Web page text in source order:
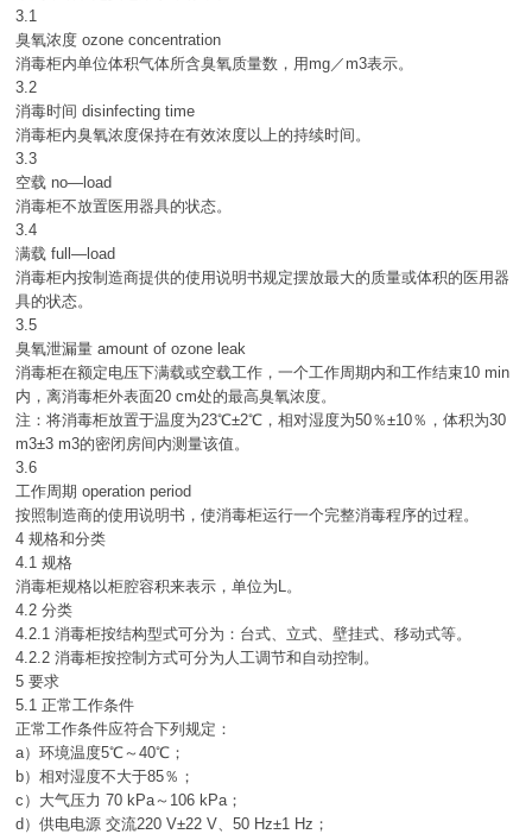
3.1
臭氧浓度 ozone concentration
消毒柜内单位体积气体所含臭氧质量数，用mg／m3表示。
3.2
消毒时间 disinfecting time
消毒柜内臭氧浓度保持在有效浓度以上的持续时间。
3.3
空载 no—load
消毒柜不放置医用器具的状态。
3.4
满载 full—load
消毒柜内按制造商提供的使用说明书规定摆放最大的质量或体积的医用器
具的状态。
3.5
臭氧泄漏量 amount of ozone leak
消毒柜在额定电压下满载或空载工作，一个工作周期内和工作结束10 min
内，离消毒柜外表面20 cm处的最高臭氧浓度。
注：将消毒柜放置于温度为23℃±2℃，相对湿度为50％±10％，体积为30
m3±3 m3的密闭房间内测量该值。
3.6
工作周期 operation period
按照制造商的使用说明书，使消毒柜运行一个完整消毒程序的过程。
4 规格和分类
4.1 规格
消毒柜规格以柜腔容积来表示，单位为L。
4.2 分类
4.2.1 消毒柜按结构型式可分为：台式、立式、壁挂式、移动式等。
4.2.2 消毒柜按控制方式可分为人工调节和自动控制。
5 要求
5.1 正常工作条件
正常工作条件应符合下列规定：
a）环境温度5℃～40℃；
b）相对湿度不大于85％；
c）大气压力 70 kPa～106 kPa；
d）供电电源 交流220 V±22 V、50 Hz±1 Hz；